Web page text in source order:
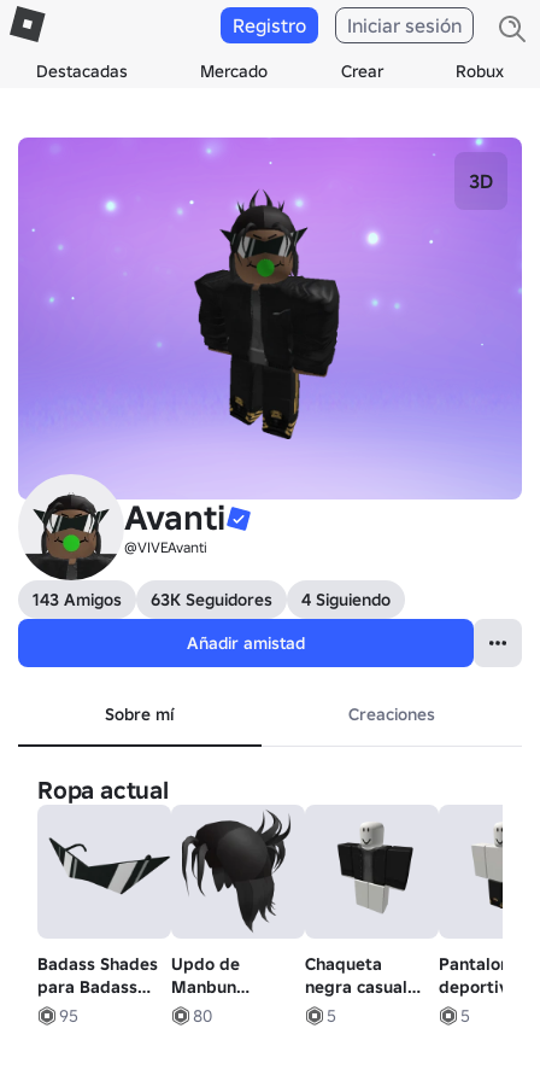
Destacadas Mercado Crear Robux
Registro Iniciar sesión
3D
Avanti
@VIVEAvanti
143 Amigos 63K Seguidores
4 Siguiendo
Añadir amistad
Sobre mí Creaciones
Ropa actual
Badass Shades
para Badass
Individuals
95
Updo de
Manbun
Desordenado
Negro
80
Chaqueta
negra casual
con capucha
gris Equus
5
Pantalones
deportivos
negros y
dorados
5